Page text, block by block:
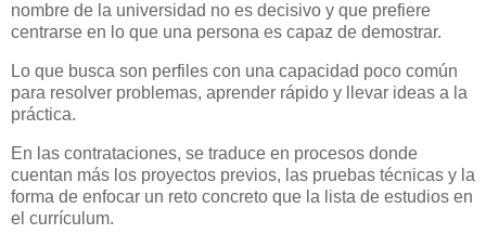
nombre de la universidad no es decisivo y que prefiere
centrarse en lo que una persona es capaz de demostrar.
Lo que busca son perfiles con una capacidad poco común
para resolver problemas, aprender rápido y llevar ideas a la
práctica.
En las contrataciones, se traduce en procesos donde
cuentan más los proyectos previos, las pruebas técnicas y la
forma de enfocar un reto concreto que la lista de estudios en
el currículum.